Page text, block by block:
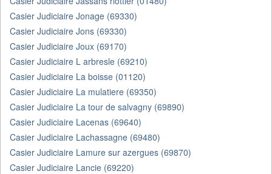
Casier Judiciaire Jonage (69330)
Casier Judiciaire Jons (69330)
Casier Judiciaire Joux (69170)
Casier Judiciaire L arbresle (69210)
Casier Judiciaire La boisse (01120)
Casier Judiciaire La mulatiere (69350)
Casier Judiciaire La tour de salvagny (69890)
Casier Judiciaire Lacenas (69640)
Casier Judiciaire Lachassagne (69480)
Casier Judiciaire Lamure sur azergues (69870)
Casier Judiciaire Lancie (69220)